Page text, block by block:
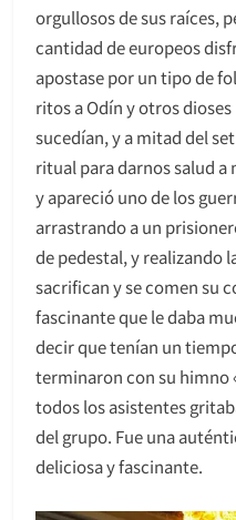
orgullosos de sus raíces,
cantidad de europeos
apostase por un tipo de
ritos a Odín y otros
sucedían, y a mitad del
ritual para darnos salud a
y apareció uno de los
arrastrando a un
de pedestal, y realizando
sacrifican y se comen su
fascinante que le daba
decir que tenían un
terminaron con su himno
todos los asistentes
del grupo. Fue una
deliciosa y fascinante.